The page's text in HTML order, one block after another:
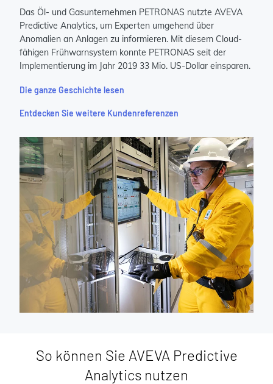
Das Öl- und Gasunternehmen PETRONAS nutzte AVEVA
Predictive Analytics, um Experten umgehend über
Anomalien an Anlagen zu informieren. Mit diesem Cloud-
fähigen Frühwarnsystem konnte PETRONAS seit der
Implementierung im Jahr 2019 33 Mio. US-Dollar einsparen.
Die ganze Geschichte lesen
Entdecken Sie weitere Kundenreferenzen
So können Sie AVEVA Predictive
Analytics nutzen